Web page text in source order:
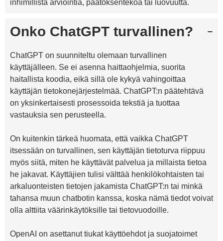
inhimillistä arviointia, päätöksentekoa tai luovuutta.
Onko ChatGPT turvallinen?
ChatGPT on suunniteltu olemaan turvallinen
käyttäjälleen. Se ei asenna haittaohjelmia, suorita
haitallista koodia, eikä sillä ole kykyä vahingoittaa
käyttäjän tietokonejärjestelmää. ChatGPT:n päätehtävä
on yksinkertaisesti prosessoida tekstiä ja tuottaa
vastauksia sen perusteella.
On kuitenkin tärkeä huomata, että vaikka ChatGPT
itsessään on turvallinen, sen käyttäjän tietoturva riippuu
myös siitä, miten he käyttävät palvelua ja millaista tietoa
he jakavat. Käyttäjien tulisi välttää henkilökohtaisten tai
arkaluonteisten tietojen jakamista ChatGPT:n tai minkä
tahansa muun chatbotin kanssa, koska nämä tiedot voivat
olla alttiita väärinkäytöksille tai tietovuodoille.
OpenAI on asettanut tiukat käyttöehdot ja suojatoimet